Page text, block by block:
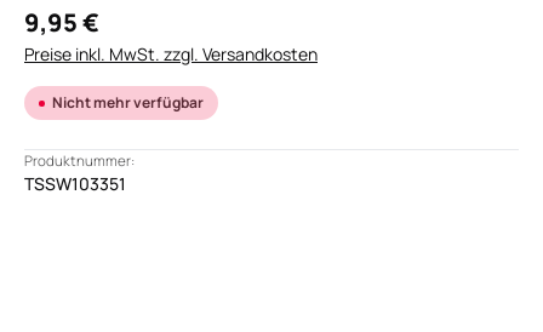
9,95 €
Preise inkl. MwSt. zzgl. Versandkosten
Nicht mehr verfügbar
Produktnummer:
TSSW103351